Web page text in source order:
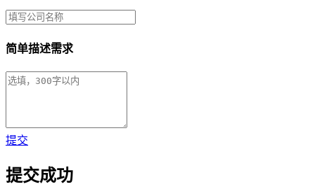
简单描述需求
提交
提交成功